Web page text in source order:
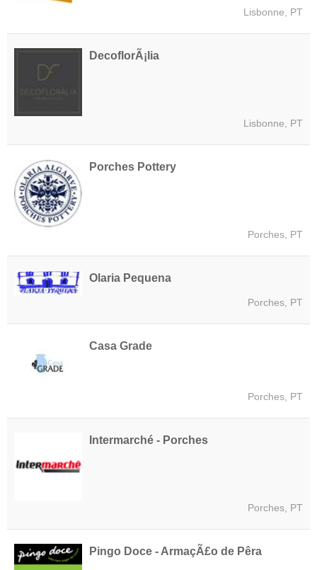
Lisbonne, PT
DecoflorÃ¡lia
Lisbonne, PT
Porches Pottery
Porches, PT
Olaria Pequena
Porches, PT
Casa Grade
Porches, PT
Intermarché - Porches
Porches, PT
Pingo Doce - ArmaçÃ£o de Pêra